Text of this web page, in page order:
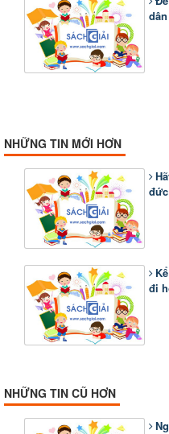
NHỮNG TIN MỚI HƠN
đi
NHỮNG TIN CŨ HƠN